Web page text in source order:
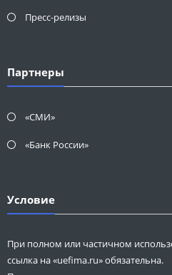
Пресс-релизы
Партнеры
«СМИ»
«Банк России»
Условие
При полном или частичном
ссылка на «uefima.ru» обязательна.